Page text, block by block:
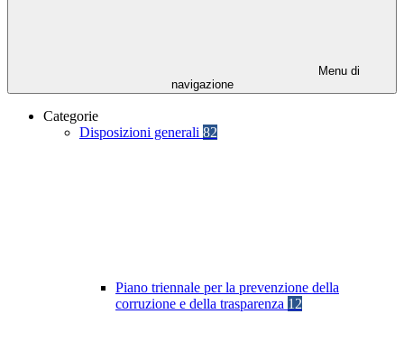
Menu di
navigazione
Categorie
Disposizioni generali 82
Piano triennale per la prevenzione della
corruzione e della trasparenza 12